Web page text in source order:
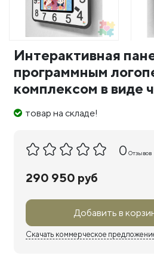
Интерактивная
программным
комплексом в виде
товар на складе!
0 Отзывов
290 950 руб
Добавить в
Скачать коммерческое